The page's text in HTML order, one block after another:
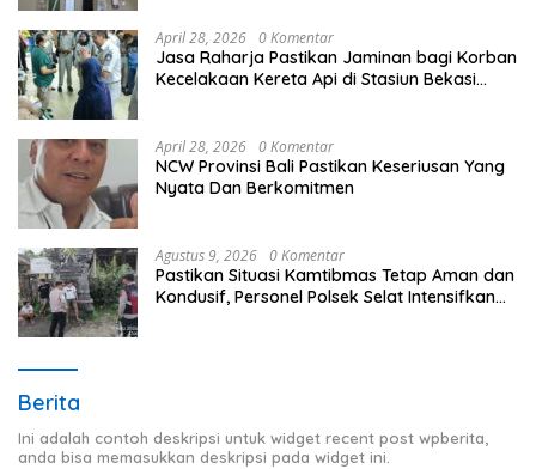
April 28, 2026 0 Komentar
Jasa Raharja Pastikan Jaminan bagi Korban
Kecelakaan Kereta Api di Stasiun Bekasi
April 28, 2026 0 Komentar
NCW Provinsi Bali Pastikan Keseriusan Yang
Nyata Dan Berkomitmen
Agustus 9, 2026 0 Komentar
Pastikan Situasi Kamtibmas Tetap Aman dan
Kondusif, Personel Polsek Selat Intensifkan
Berita
Ini adalah contoh deskripsi untuk widget recent post wpberita,
anda bisa memasukkan deskripsi pada widget ini.